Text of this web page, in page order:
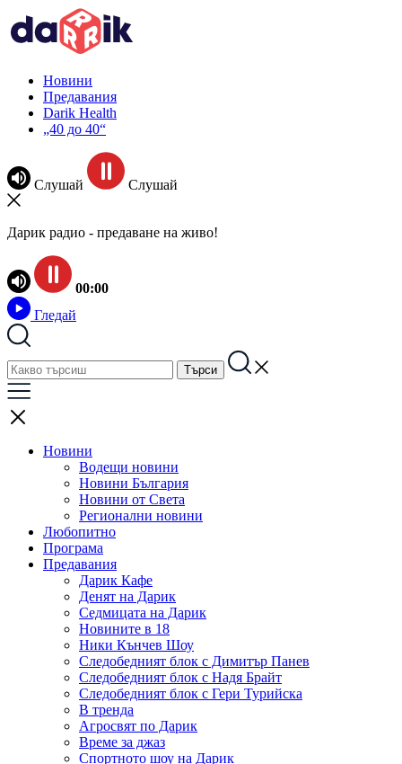
Новини
Предавания
Darik Health
„40 до 40“
Слушай Слушай
Дарик радио - предаване на живо!
00:00
Гледай
Новини
Водещи новини
Новини България
Новини от Света
Регионални новини
Любопитно
Програма
Предавания
Дарик Кафе
Денят на Дарик
Седмицата на Дарик
Новините в 18
Ники Кънчев Шоу
Следобедният блок с Димитър Панев
Следобедният блок с Надя Брайт
Следобедният блок с Гери Турийска
В тренда
Агросвят по Дарик
Време за джаз
Спортното шоу на Дарик